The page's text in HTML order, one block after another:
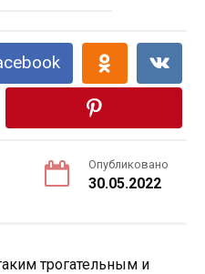
Опубликовано
30.05.2022
трогательным и